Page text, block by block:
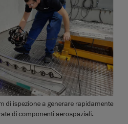
di ispezione a generare rapidamente
di componenti aerospaziali.